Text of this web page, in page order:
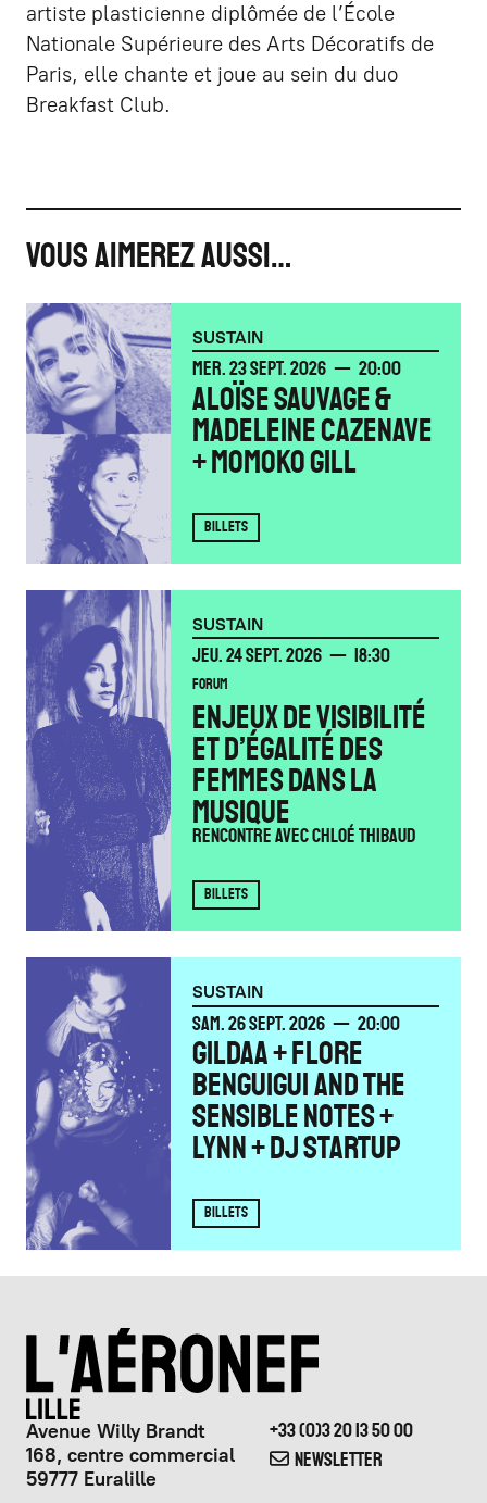
artiste plasticienne diplômée de l’École
Nationale Supérieure des Arts Décoratifs de
Paris, elle chante et joue au sein du duo
Breakfast Club.
VOUS AIMEREZ AUSSI…
SUSTAIN
MERCREDI
MER. 23SEPTEMBRE
SEPT. 2026 20:00
ALOÏSE SAUVAGE &
MADELEINE CAZENAVE
+ MOMOKO GILL
BILLETS
SUSTAIN
JEUDI
JEU. 24SEPTEMBRE
SEPT. 2026 18:30
FORUM
ENJEUX DE VISIBILITÉ
ET D’ÉGALITÉ DES
FEMMES DANS LA
MUSIQUE
Rencontre avec Chloé Thibaud
BILLETS
SUSTAIN
SAMEDI
SAM. 26SEPTEMBRE
SEPT. 2026 20:00
GILDAA + FLORE
BENGUIGUI AND THE
SENSIBLE NOTES +
LYNN + DJ STARTUP
BILLETS
Avenue Willy Brandt
168, centre commercial
59777 Euralille
+33 (0)3 20 13 50 00
NEWSLETTER